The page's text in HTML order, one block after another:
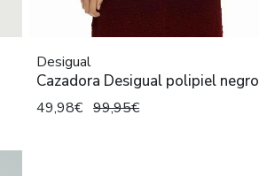
Desigual
Cazadora Desigual polipiel negro
49,98€ 99,95€